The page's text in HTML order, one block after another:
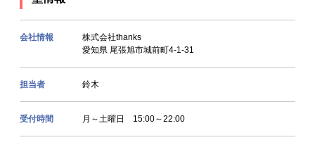
会社情報
株式会社thanks
愛知県 尾張旭市城前町4-1-31
担当者 鈴木
受付時間 月～土曜日 15:00～22:00